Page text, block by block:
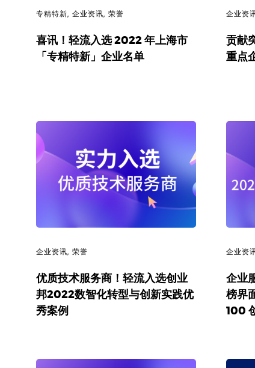
零
代
例
白
专精特新, 企业资讯, 荣誉
喜讯！轻流入选 2022 年上海市
「专精特新」企业名单
企业资
贡献
重点
企业资讯, 荣誉
优质技术服务商！轻流入选创业
邦2022数智化转型与创新实践优
秀案例
企业资
企业
榜界
100